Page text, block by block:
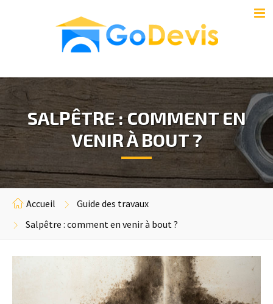
SALPÊTRE : COMMENT EN
VENIR À BOUT ?
Accueil
Guide des travaux
Salpêtre : comment en venir à bout ?